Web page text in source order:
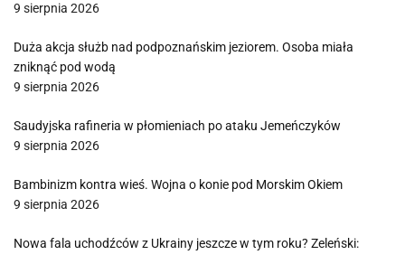
9 sierpnia 2026
Duża akcja służb nad podpoznańskim jeziorem. Osoba miała
zniknąć pod wodą
9 sierpnia 2026
Saudyjska rafineria w płomieniach po ataku Jemeńczyków
9 sierpnia 2026
Bambinizm kontra wieś. Wojna o konie pod Morskim Okiem
9 sierpnia 2026
Nowa fala uchodźców z Ukrainy jeszcze w tym roku? Zeleński: